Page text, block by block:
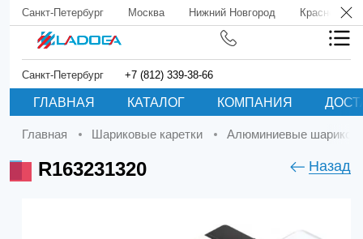
Санкт-Петербург Москва Нижний Новгород Краснодар
Санкт-Петербург +7 (812) 339-38-66
ГЛАВНАЯ КАТАЛОГ КОМПАНИЯ
Главная Шариковые каретки Алюминиевые
R163231320 Назад